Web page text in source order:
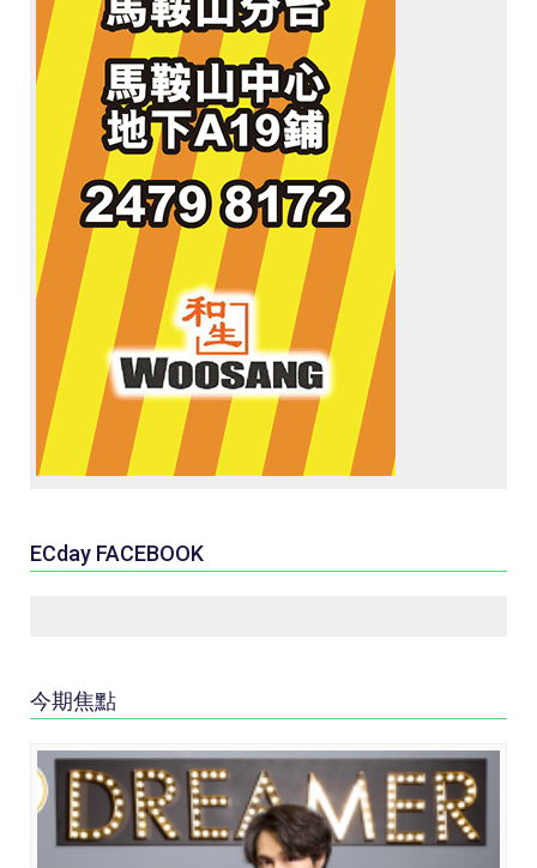
ECday FACEBOOK
今期焦點